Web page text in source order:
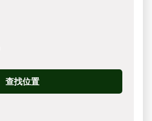
查找位置